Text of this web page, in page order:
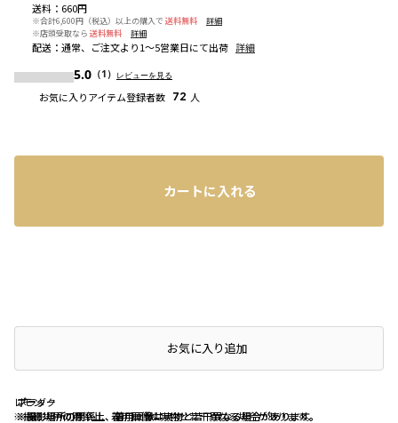
レモン
※撮影場所の関係上、着用画像は実物と若干異なる場合があります。
ボーダー
※撮影場所の関係上、着用画像は実物と若干異なる場合があります。
ブラック
※撮影場所の関係上、着用画像は実物と若干異なる場合があります。
送料 ： 660円
※合計6,600円（税込）以上の購入で 送料無料
詳細
※店頭受取なら 送料無料 詳細
配送 ： 通常、ご注文より1～5営業日にて出荷 詳細
5.0 （1） レビューを見る
お気に入りアイテム登録者数 72 人
カートに入れる
店頭在庫を確認するお気に入り追加